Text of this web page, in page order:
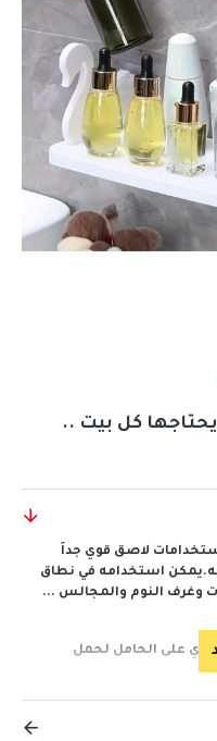
يحتاجها كل بيت ..
لاصق قوي جداً
استخدامه في نطاق
وغرف النوم والمجالس ...
على الحامل لحمل